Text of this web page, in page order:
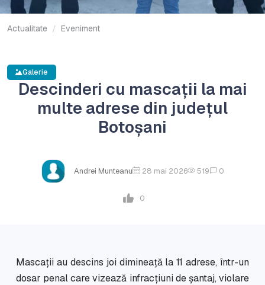
Actualitate Eveniment
Galerie
Descinderi cu mascații la mai
multe adrese din județul
Botoșani
Andrei Munteanu 28 mai 2026 519 0
0
Mascații au descins joi dimineață la 11 adrese, într-un
dosar penal care vizează infracțiuni de șantaj, violare